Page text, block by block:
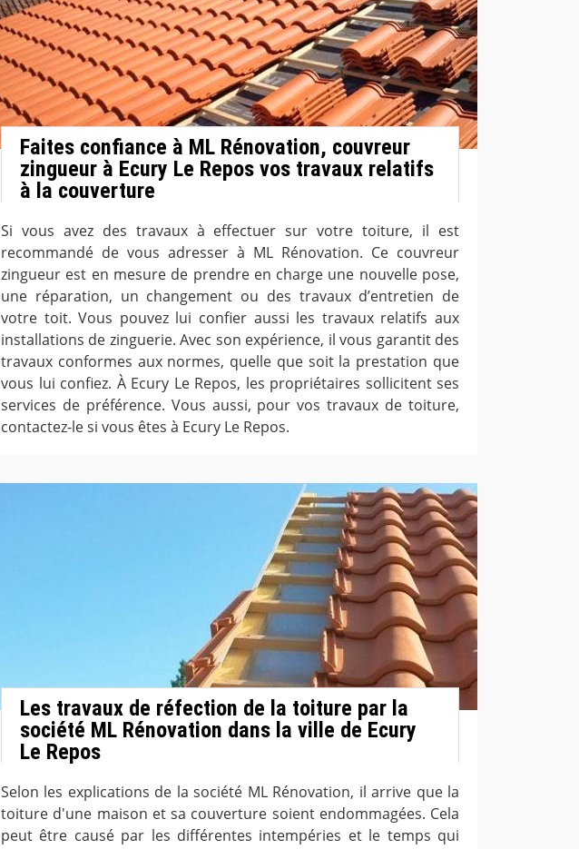
Faites confiance à ML Rénovation, couvreur
zingueur à Ecury Le Repos vos travaux relatifs
à la couverture
Si vous avez des travaux à effectuer sur votre toiture, il est
recommandé de vous adresser à ML Rénovation. Ce couvreur
zingueur est en mesure de prendre en charge une nouvelle pose,
une réparation, un changement ou des travaux d’entretien de
votre toit. Vous pouvez lui confier aussi les travaux relatifs aux
installations de zinguerie. Avec son expérience, il vous garantit des
travaux conformes aux normes, quelle que soit la prestation que
vous lui confiez. À Ecury Le Repos, les propriétaires sollicitent ses
services de préférence. Vous aussi, pour vos travaux de toiture,
contactez-le si vous êtes à Ecury Le Repos.
Les travaux de réfection de la toiture par la
société ML Rénovation dans la ville de Ecury
Le Repos
Selon les explications de la société ML Rénovation, il arrive que la
toiture d'une maison et sa couverture soient endommagées. Cela
peut être causé par les différentes intempéries et le temps qui